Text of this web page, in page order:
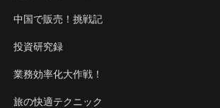
中国で販売！挑戦記
投資研究録
業務効率化大作戦！
旅の快適テクニック